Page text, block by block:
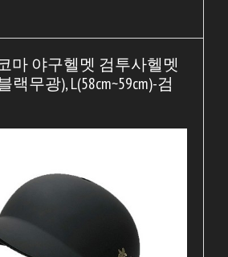
마 야구헬멧 검투사헬멧
무광), L(58cm~59cm)-검